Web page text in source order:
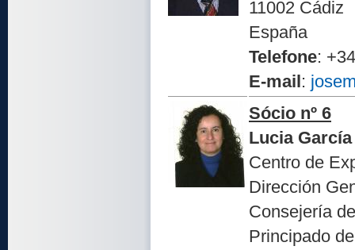
11002 Cádiz
España
Telefone:
E-mail:
Sócio nº 6
Lucia
Centro de
Dirección
Consejería
Principado